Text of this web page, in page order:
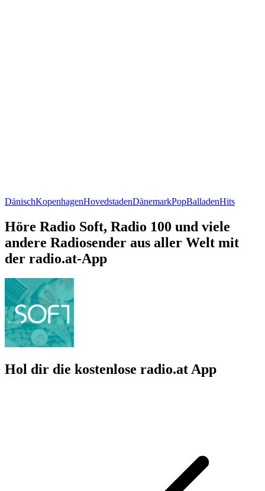
DänischKopenhagenHovedstadenDänemarkPopBalladenHits
Höre Radio Soft, Radio 100 und viele
andere Radiosender aus aller Welt mit
der radio.at-App
Hol dir die kostenlose radio.at App